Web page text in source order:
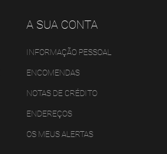
A SUA CONTA
INFORMAÇÃO PESSOAL
ENCOMENDAS
NOTAS DE CRÉDITO
ENDEREÇOS
OS MEUS ALERTAS